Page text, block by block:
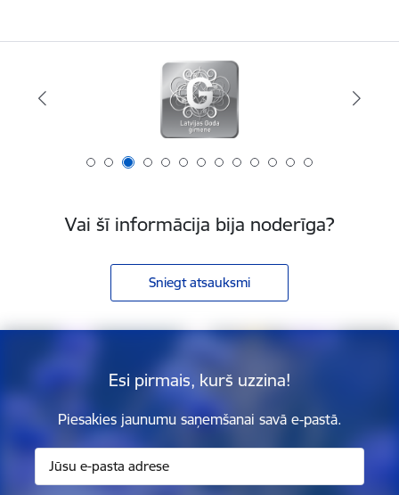
Vai šī informācija bija noderīga?
Sniegt atsauksmi
Esi pirmais, kurš uzzina!
Piesakies jaunumu saņemšanai savā e-pastā.